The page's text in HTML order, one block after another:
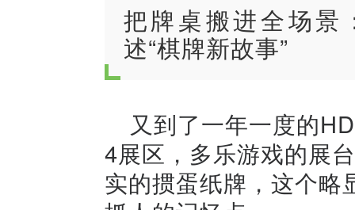
把牌桌搬进全场景
述“棋牌新故事”
又到了一年一度的
4展区，多乐游戏的展
实的掼蛋纸牌，这个略